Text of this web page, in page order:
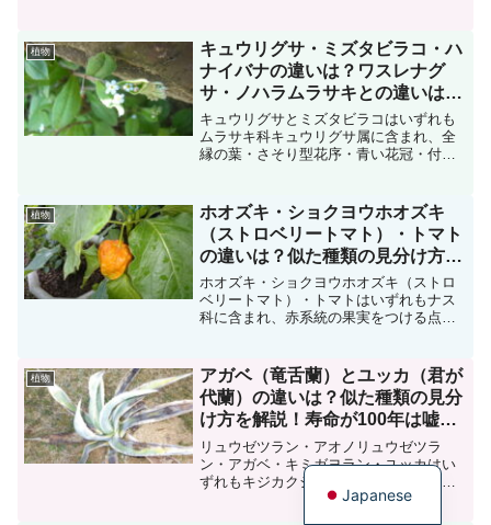
けを観察すると区別が難しいかもしれま
せん。タツナミソウ属には...
植物
キュウリグサ・ミズタビラコ・ハ
ナイバナの違いは？ワスレナグ
サ・ノハラムラサキとの違いは？
似た種類の見分け方を解説
キュウリグサとミズタビラコはいずれも
ムラサキ科キュウリグサ属に含まれ、全
縁の葉・さそり型花序・青い花冠・付属
なると咲く青色の可愛い花として人気が
あります。キュウリグサと...
植物
ホオズキ・ショクヨウホオズキ
（ストロベリートマト）・トマト
の違いは？似た種類の見分け方を
解説！「食用ホオズキ」は3種類
が混同されている！？
ホオズキ・ショクヨウホオズキ（ストロ
ベリートマト）・トマトはいずれもナス
科に含まれ、赤系統の果実をつける点が
ト」という名前で流通し、ホオズキやト
マトとの関連性があるかの...
植物
アガベ（竜舌蘭）とユッカ（君が
代蘭）の違いは？似た種類の見分
け方を解説！寿命が100年は嘘？
テキーラの原料になるのは嘘？
リュウゼツラン・アオノリュウゼツラ
ン・アガベ・キミガヨラン・ユッカはい
ずれもキジカクシ科（クサスギカズラ
科）に含まれ、子供や大人の背丈ほどに
Japanese
English